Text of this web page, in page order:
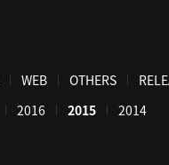
WEB OTHERS
2016 2015 2014